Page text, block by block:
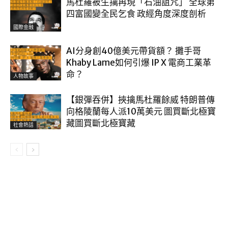
國際金融
四富國變全民乞食 政經角度深度剖析
人物故事
AI分身創40億美元帶貨額？ 攤手哥
Khaby Lame如何引爆 IP X 電商工業革
命？
社會熱話
【銀彈吞併】挾擒馬杜羅餘威 特朗普傳
向格陵蘭每人派10萬美元 圖買斷北極寶
藏圖買斷北極寶藏